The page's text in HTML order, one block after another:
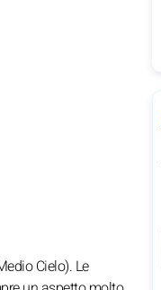
Cielo). Le